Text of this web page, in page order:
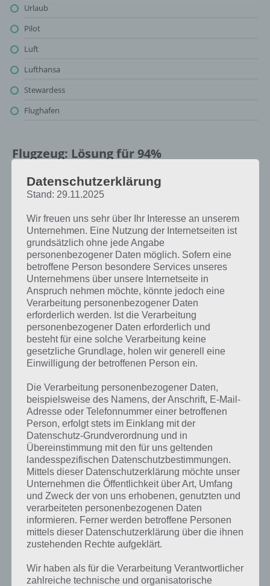
Urlaub
Pilot
Luft
Lufthansa
Stewardess
Flughafen
Flugzeug: Lösung für 94%
Oben findest du bereits die Lösung rund um Flugzeug. Da die
Reihenfolge bei jedem Spieler anders ist, können wir dir nicht das
jedoch trotzdem zu jedem Sachverhalt die entsprechenden
Antworten findest!
Weitere Lösungen zu 94%
gesucht? Schaue inunsere
Komplettlösung zur App! Dort
kannst du mit der Suche
schnell die Antworten und
Lösungen der über 300 Level
finden!
Du findest Lösungen auch ohne unsere Hilfe, indem du in der App
Münzen einsetzt. Da diese jedoch begrenzt sind, hast du hier stets
die Möglichkeit alle Antworten zu finden!
Die obige Lösung stimmt leider nicht mehr?
Wenn die Lösung, die wir dir oben Flugzeug vorgestellt haben, nicht
mehr aktuell sein sollte oder ein Wort in der Lösung von 94 Prozent
fehlt, so teile uns die korrekten Lösungen einfach in den
Kommentaren mit. Nur so können wir stets die aktuellen Antworten
auf die zahlreichen Fragen und Sachverhalte in der App geben. Da
die Entwickler die Lösungen immer mal wieder verändern.
Datenschutzerklärung
Stand: 29.11.2025
Wir freuen uns sehr über Ihr Interesse an unserem
Unternehmen. Eine Nutzung der Internetseiten ist
grundsätzlich ohne jede Angabe
personenbezogener Daten möglich. Sofern eine
betroffene Person besondere Services unseres
Unternehmens über unsere Internetseite in
Anspruch nehmen möchte, könnte jedoch eine
Verarbeitung personenbezogener Daten
erforderlich werden. Ist die Verarbeitung
personenbezogener Daten erforderlich und
besteht für eine solche Verarbeitung keine
gesetzliche Grundlage, holen wir generell eine
Einwilligung der betroffenen Person ein.
Die Verarbeitung personenbezogener Daten,
beispielsweise des Namens, der Anschrift, E-Mail-
Adresse oder Telefonnummer einer betroffenen
Person, erfolgt stets im Einklang mit der
Datenschutz-Grundverordnung und in
Übereinstimmung mit den für uns geltenden
landesspezifischen Datenschutzbestimmungen.
Mittels dieser Datenschutzerklärung möchte unser
Unternehmen die Öffentlichkeit über Art, Umfang
und Zweck der von uns erhobenen, genutzten und
verarbeiteten personenbezogenen Daten
informieren. Ferner werden betroffene Personen
mittels dieser Datenschutzerklärung über die ihnen
zustehenden Rechte aufgeklärt.
Wir haben als für die Verarbeitung Verantwortlicher
zahlreiche technische und organisatorische